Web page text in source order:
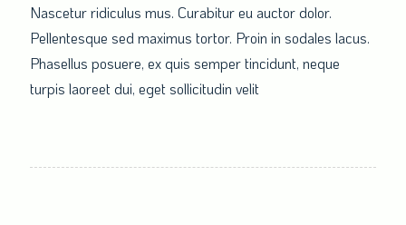
Nascetur ridiculus mus. Curabitur eu auctor dolor.
Pellentesque sed maximus tortor. Proin in sodales lacus.
Phasellus posuere, ex quis semper tincidunt, neque
turpis laoreet dui, eget sollicitudin velit